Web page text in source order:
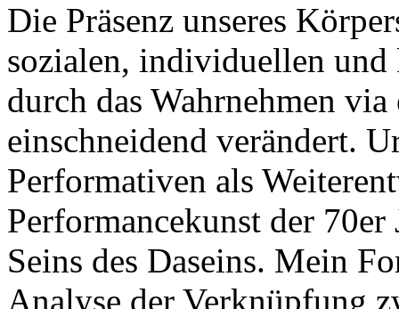
Die Präsenz unseres
sozialen, individuellen
durch das Wahrnehmen
einschneidend verändert.
Performativen als
Performancekunst der
Seins des Daseins. Mein
Analyse der Verknüpfung